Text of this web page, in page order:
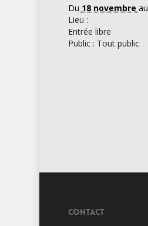
Du 18 novembre au
Lieu :
Entrée libre
Public : Tout public
CONTACT